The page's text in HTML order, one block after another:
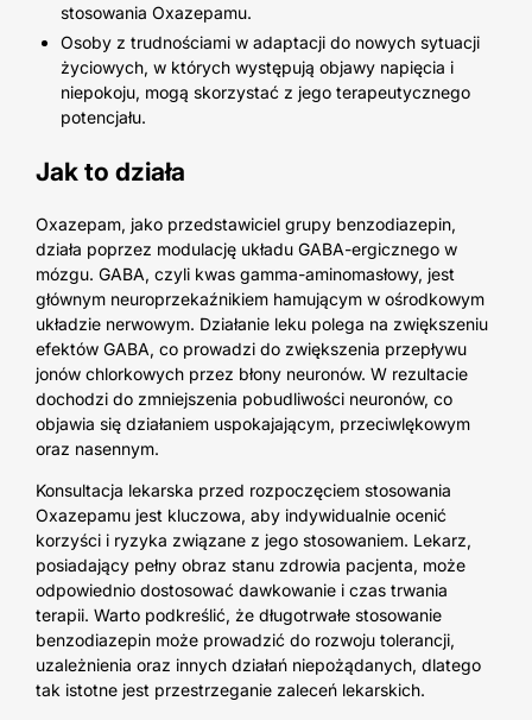
stosowania Oxazepamu.
Osoby z trudnościami w adaptacji do nowych sytuacji
życiowych, w których występują objawy napięcia i
niepokoju, mogą skorzystać z jego terapeutycznego
potencjału.
Jak to działa
Oxazepam, jako przedstawiciel grupy benzodiazepin,
działa poprzez modulację układu GABA-ergicznego w
mózgu. GABA, czyli kwas gamma-aminomasłowy, jest
głównym neuroprzekaźnikiem hamującym w ośrodkowym
układzie nerwowym. Działanie leku polega na zwiększeniu
efektów GABA, co prowadzi do zwiększenia przepływu
jonów chlorkowych przez błony neuronów. W rezultacie
dochodzi do zmniejszenia pobudliwości neuronów, co
objawia się działaniem uspokajającym, przeciwlękowym
oraz nasennym.
Konsultacja lekarska przed rozpoczęciem stosowania
Oxazepamu jest kluczowa, aby indywidualnie ocenić
korzyści i ryzyka związane z jego stosowaniem. Lekarz,
posiadający pełny obraz stanu zdrowia pacjenta, może
odpowiednio dostosować dawkowanie i czas trwania
terapii. Warto podkreślić, że długotrwałe stosowanie
benzodiazepin może prowadzić do rozwoju tolerancji,
uzależnienia oraz innych działań niepożądanych, dlatego
tak istotne jest przestrzeganie zaleceń lekarskich.